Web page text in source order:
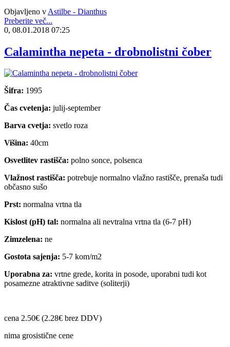
Objavljeno v Astilbe - Dianthus
Preberite več...
0, 08.01.2018 07:25
Calamintha nepeta - drobnolistni čober
Šifra: 1995
Čas cvetenja: julij-september
Barva cvetja: svetlo roza
Višina: 40cm
Osvetlitev rastišča: polno sonce, polsenca
Vlažnost rastišča: potrebuje normalno vlažno rastišče, prenaša tudi
občasno sušo
Prst: normalna vrtna tla
Kislost (pH) tal: normalna ali nevtralna vrtna tla (6-7 pH)
Zimzelena: ne
Gostota sajenja: 5-7 kom/m2
Uporabna za: vrtne grede, korita in posode, uporabni tudi kot
posamezne atraktivne saditve (soliterji)
cena 2.50€ (2.28€ brez DDV)
nima grosistične cene